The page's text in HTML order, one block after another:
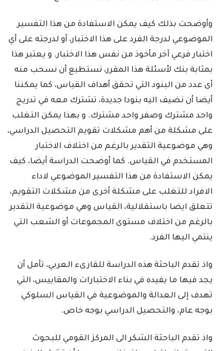
وأوضحت بذلك كيف يمكن الاستفادة من هذا التفسير
الموضوعي لدرجة الفرد على هذا الاختبار، أو لدرجته على أي
اختبار فرعي آخر مأخوذ من نفس هذا الاختبار. و يعتبر هذا
بمثابة بنك لأسئلة هذا المقرر، نستطيع أن نسحب منه
أى عدد من البنود التي تحقق أهداف القياس، كما يمكننا
أيضا أن نضيف اليه بنودا جديدة، تشترك معه في تدريج
واحد مشترك وصفر واحد مشترك. و بهذا يمكن التغلب
على مشكلة من أهم مشكلات تقويم التحصيل الدراسي،
وهي موضوعية التقدير بالرغم من اختلاف الاختبار
المستخدم في القياس. كما أوضحت الدراسة أيضا، كيف
يمكن الاستفادة من هذا التفسير الموضوعي لاداء
الافراد للتغلب على مشكلة أخرى من مشكلات التقويم،
تتعلق ايضا باستقلالية، القياس وهي موضوعية التقدير
بالرغم من اختلاف مستوى المجموعات أو الشعب التي
ينتمي اليها الفرد.
واذ تقدم الباحثة هذه الدراسة للقارىء العربي، تأمل أن
يجد فيها ما يفيده في بناء الاختبارات والمقاييس، التي
تهدف إلى العدالة والموضوعية في القياس السلوكي
بوجه عام، والتحصيل الدراسي بوجه خاص.
واذ تقدم الباحثة الشكر الى المركز القومي للبحوث